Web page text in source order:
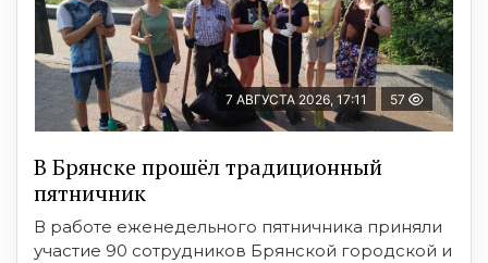
7 АВГУСТА 2026, 17:11 57
В Брянске прошёл традиционный
пятничник
В работе еженедельного пятничника приняли
участие 90 сотрудников Брянской городской и